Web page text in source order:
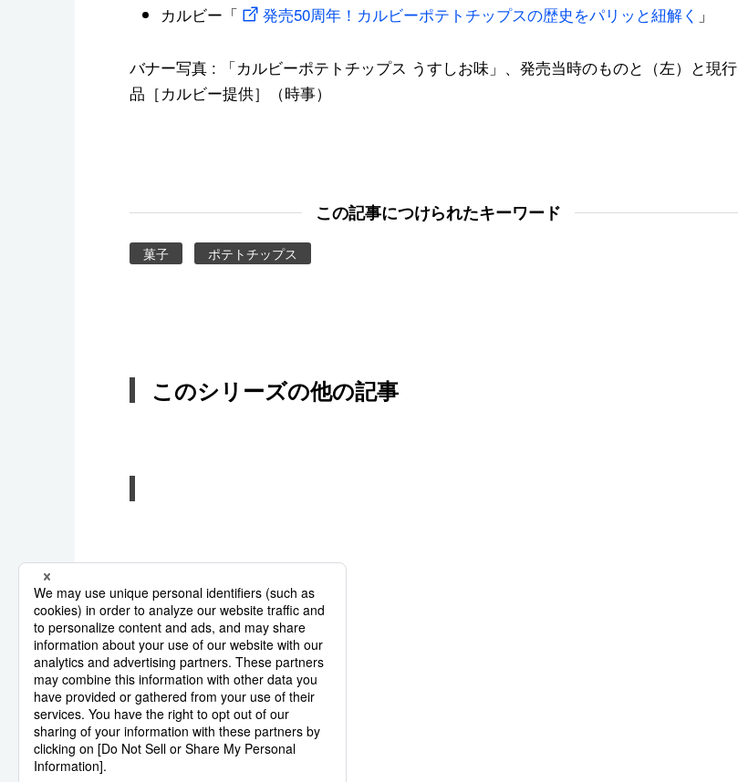
カルビー「 発売50周年！カルビーポテトチップスの歴史をパリッと紐解く 」
バナー写真 : 「カルビーポテトチップス うすしお味」、発売当時のものと（左）と現行
品［カルビー提供］（時事）
この記事につけられたキーワード
菓子 ポテトチップス
このシリーズの他の記事